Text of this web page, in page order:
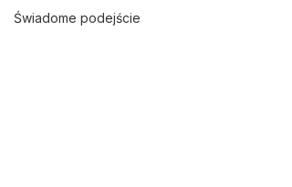
Świadome podejście